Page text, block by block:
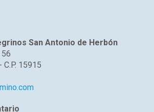
San Antonio de Herbón
56
C.P. 15915